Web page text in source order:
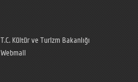
T.C. Kültür ve Turizm Bakanlığı
Webmail